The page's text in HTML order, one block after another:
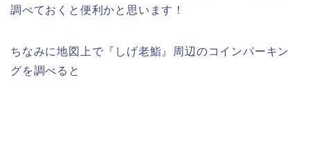
調べておくと便利かと思います！
ちなみに地図上で『しげ老鮨』周辺のコインパーキン
グを調べると